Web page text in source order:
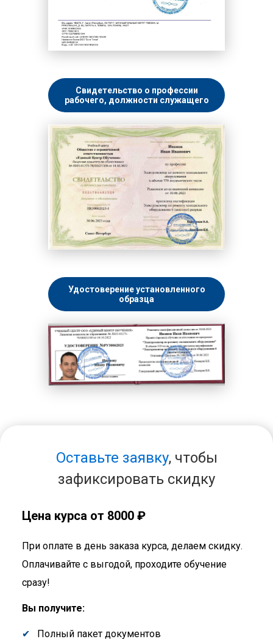
Свидетельство о профессии
рабочего, должности служащего
Удостоверение установленного
образца
Оставьте заявку, чтобы
зафиксировать скидку
Цена курса от 8000 ₽
При оплате в день заказа курса, делаем скидку.
Оплачивайте с выгодой, проходите обучение
сразу!
Вы получите:
Полный пакет документов